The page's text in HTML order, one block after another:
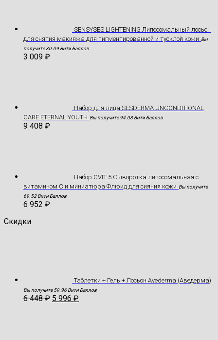
SENSYSES LIGHTENING Липосомальный лосьон
для снятия макияжа для пигментированной и тусклой кожи Вы
получите 30.09 Вити Баллов
3 009 ₽
Hабор для лица SESDERMA UNCONDITIONAL
CARE ETERNAL YOUTH Вы получите 94.08 Вити Баллов
9 408 ₽
Набор CVIT 5 Сыворотка липосомальная с
витамином С и миниатюра Флюид для сияния кожи Вы получите
69.52 Вити Баллов
6 952 ₽
Скидки
Таблетки + Гель + Лосьон Avederma (Аведерма)
Вы получите 59.96 Вити Баллов
6 448₽ 5 996 ₽